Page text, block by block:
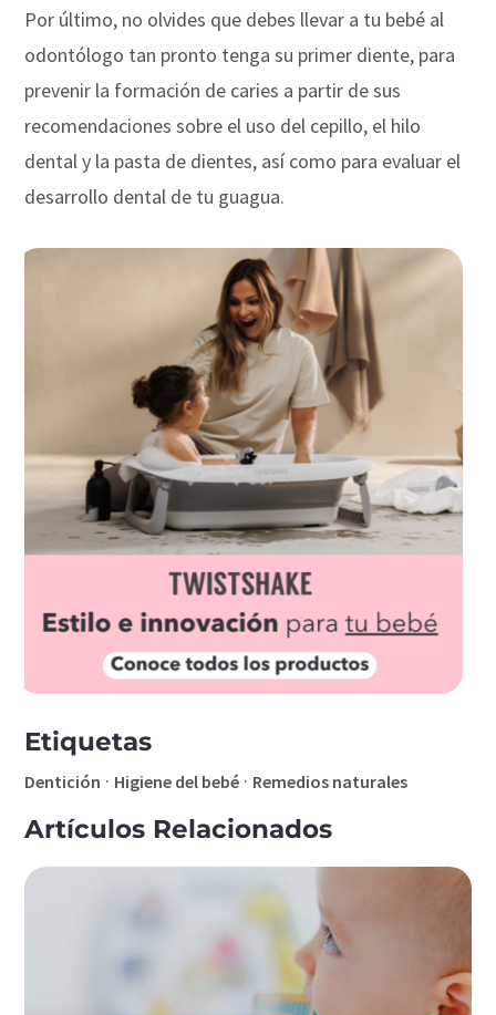
Por último, no olvides que debes llevar a tu bebé al
odontólogo tan pronto tenga su primer diente, para
prevenir la formación de caries a partir de sus
recomendaciones sobre el uso del cepillo, el hilo
dental y la pasta de dientes, así como para evaluar el
desarrollo dental de tu guagua.
Etiquetas
Dentición · Higiene del bebé · Remedios naturales
Artículos Relacionados